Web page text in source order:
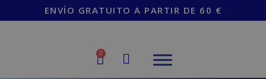
contenidoENVÍO GRATUITO A PARTIR DE 60 €
0